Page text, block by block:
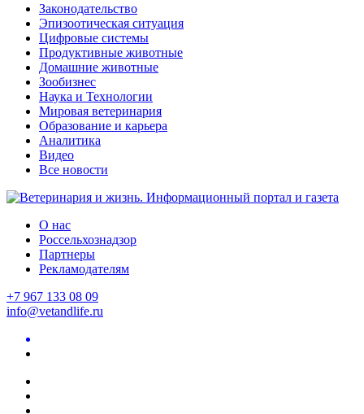
Законодательство
Эпизоотическая ситуация
Цифровые системы
Продуктивные животные
Домашние животные
Зообизнес
Наука и Технологии
Мировая ветеринария
Образование и карьера
Аналитика
Видео
Все новости
О нас
Россельхознадзор
Партнеры
Рекламодателям
+7 967 133 08 09
info@vetandlife.ru